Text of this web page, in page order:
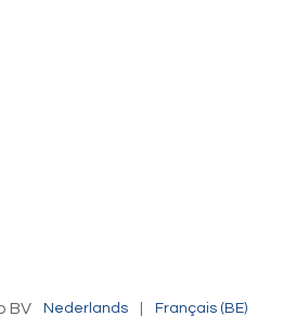
BV Nederlands Français (BE)